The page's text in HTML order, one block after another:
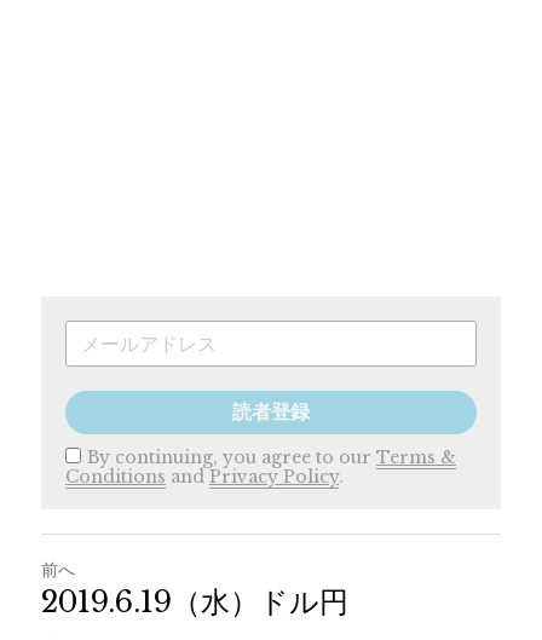
読者登録
By continuing, you agree to our Terms &
Conditions and Privacy Policy.
前へ
2019.6.19（水）ドル円